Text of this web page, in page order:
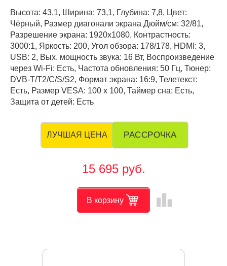
Высота: 43,1, Ширина: 73,1, Глубина: 7,8, Цвет:
Чёрный, Размер диагонали экрана Дюйм/см: 32/81,
Разрешение экрана: 1920x1080, Контрастность:
3000:1, Яркость: 200, Угол обзора: 178/178, HDMI: 3,
USB: 2, Вых. мощность звука: 16 Вт, Воспроизведение
через Wi-Fi: Есть, Частота обновления: 50 Гц, Тюнер:
DVB-T/T2/C/S/S2, Формат экрана: 16:9, Телетекст:
Есть, Размер VESA: 100 х 100, Таймер сна: Есть,
Защита от детей: Есть
ЛУЧШАЯ ЦЕНА РАССРОЧКА
15 695 руб.
В корзину leaderboard